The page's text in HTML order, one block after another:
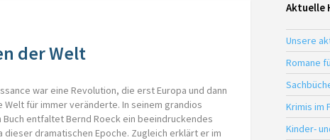
der Welt
war eine Revolution, die erst Europa und dann
Welt für immer veränderte. In seinem grandios
Buch entfaltet Bernd Roeck ein beeindruckendes
dieser dramatischen Epoche. Zugleich erklärt er im
Aktuelle
Unsere
Romane
Krimis im
Kinder-